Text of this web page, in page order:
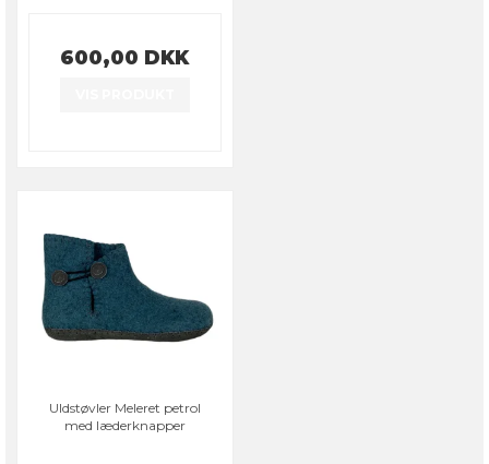
600,00 DKK
Uldstøvler Meleret petrol
med læderknapper